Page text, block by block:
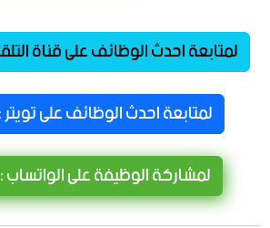
لمتابعة احدث الوظائف على قناة
لمتابعة احدث الوظائف على
لمشاركة الوظيفة على